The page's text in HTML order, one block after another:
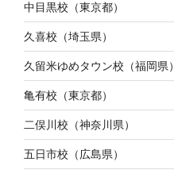
中目黒校（東京都）
久喜校（埼玉県）
久留米ゆめタウン校（福岡県）
亀有校（東京都）
二俣川校（神奈川県）
五日市校（広島県）